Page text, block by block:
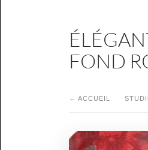
FOND
← ACCUEIL